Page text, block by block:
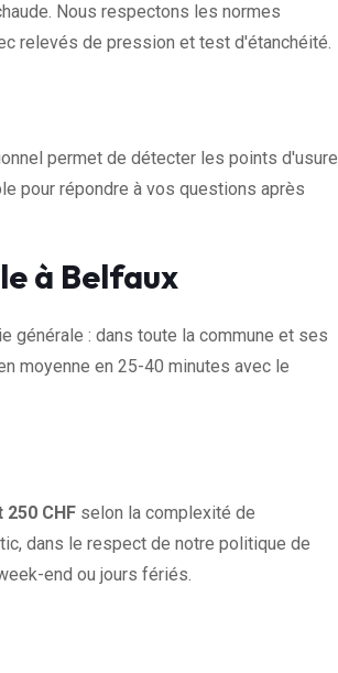
Nous respectons les normes
relevés de pression et test d'étanchéité.
permet de détecter les points d'usure
pour répondre à vos questions après
à Belfaux
générale : dans toute la commune et ses
moyenne en 25-40 minutes avec le
250 CHF selon la complexité de
dans le respect de notre politique de
end ou jours fériés.